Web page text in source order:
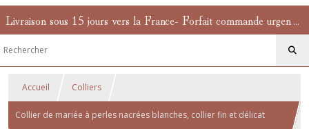
Livraison sous 15 jours vers la France- Forfait commande urgente en supplément.
Accueil Colliers
Collier de mariée à perles nacrées blanches, collier fin et délicat